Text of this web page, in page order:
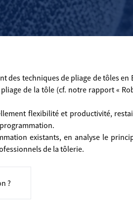
des techniques de pliage de tôles en
de la tôle (cf. notre rapport «
flexibilité et productivité,
existants, en analyse le
de la tôlerie.
?